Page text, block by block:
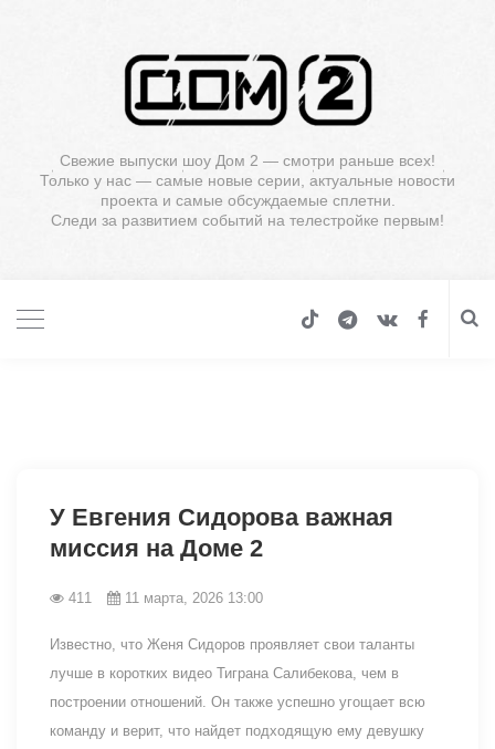
Свежие выпуски шоу Дом 2 — смотри раньше всех!
Только у нас — самые новые серии, актуальные новости
проекта и самые обсуждаемые сплетни.
Следи за развитием событий на телестройке первым!
У Евгения Сидорова важная
миссия на Доме 2
411 11 марта, 2026 13:00
Известно, что Женя Сидоров проявляет свои таланты
лучше в коротких видео Тиграна Салибекова, чем в
построении отношений. Он также успешно угощает всю
команду и верит, что найдет подходящую ему девушку